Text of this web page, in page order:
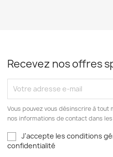
Recevez nos offres
Vous pouvez vous désinscrire à tout
nos informations de contact dans
J'accepte les conditions
confidentialité